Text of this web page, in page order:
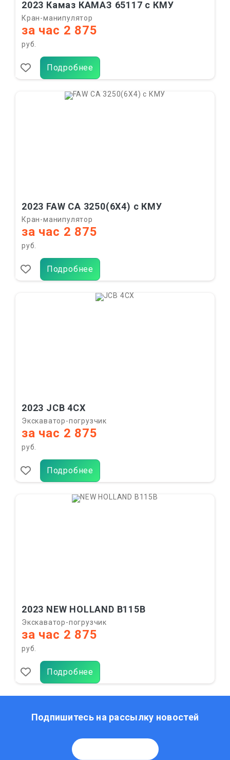
2023 Камаз КАМАЗ 65117 с КМУ
Кран-манипулятор
за час 2 875
руб.
Подробнее
2023 FAW CA 3250(6X4) с КМУ
Кран-манипулятор
за час 2 875
руб.
Подробнее
2023 JCB 4CX
Экскаватор-погрузчик
за час 2 875
руб.
Подробнее
2023 NEW HOLLAND B115B
Экскаватор-погрузчик
за час 2 875
руб.
Подробнее
Подпишитесь на рассылку новостей